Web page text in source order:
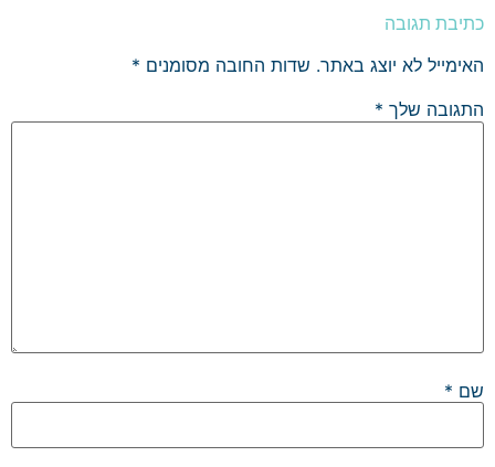
כתיבת תגובה
האימייל לא יוצג באתר. שדות החובה מסומנים *
התגובה שלך *
שם *